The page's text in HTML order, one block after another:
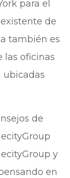
para el
de
también es
las oficinas
ubicadas
de
y
en